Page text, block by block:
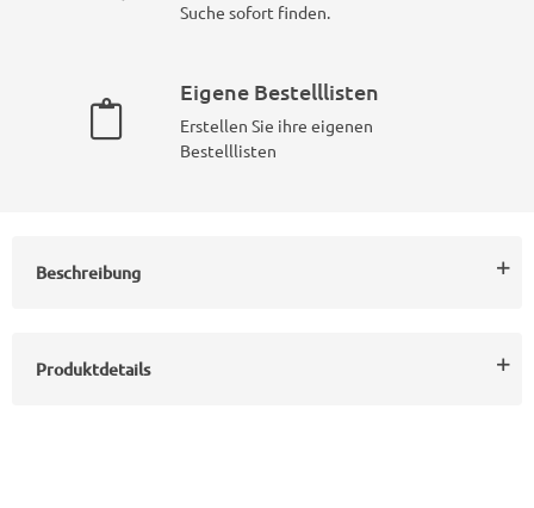
Suche sofort finden.
Eigene Bestelllisten
Erstellen Sie ihre eigenen
Bestelllisten
Beschreibung
Produktdetails